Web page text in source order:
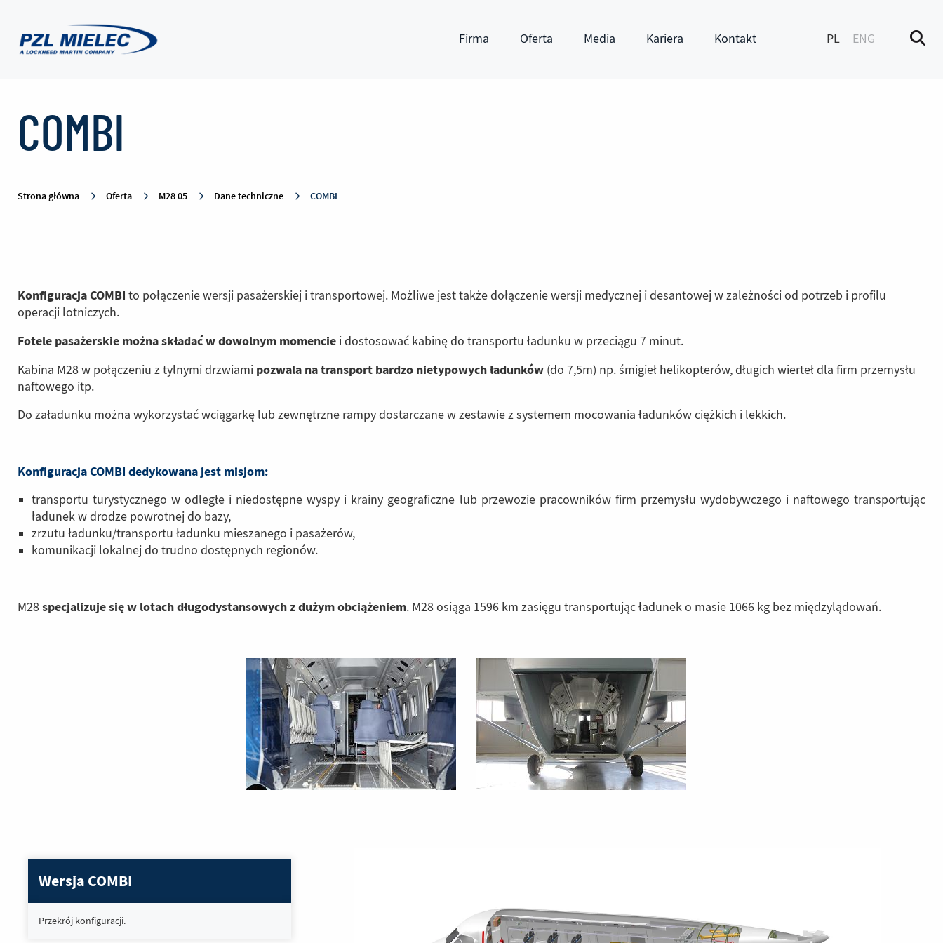
-
Firma Oferta Media Kariera Kontakt PL ENG
COMBI
Strona główna Oferta M28 05 Dane techniczne COMBI
Konfiguracja COMBI to połączenie wersji pasażerskiej i transportowej. Możliwe jest także dołączenie wersji medycznej i desantowej w zależności od potrzeb i profilu
operacji lotniczych.
Fotele pasażerskie można składać w dowolnym momencie i dostosować kabinę do transportu ładunku w przeciągu 7 minut.
Kabina M28 w połączeniu z tylnymi drzwiami pozwala na transport bardzo nietypowych ładunków (do 7,5m) np. śmigieł helikopterów, długich wierteł dla firm przemysłu
naftowego itp.
Do załadunku można wykorzystać wciągarkę lub zewnętrzne rampy dostarczane w zestawie z systemem mocowania ładunków ciężkich i lekkich.
Konfiguracja COMBI dedykowana jest misjom:
transportu turystycznego w odległe i niedostępne wyspy i krainy geograficzne lub przewozie pracowników firm przemysłu wydobywczego i naftowego transportując
ładunek w drodze powrotnej do bazy,
zrzutu ładunku/transportu ładunku mieszanego i pasażerów,
komunikacji lokalnej do trudno dostępnych regionów.
M28specjalizuje się w lotach długodystansowych z dużym obciążeniem. M28 osiąga 1596 km zasięgu transportując ładunek o masie 1066 kg bez międzylądowań.
Wersja COMBI
Przekrój konfiguracji.